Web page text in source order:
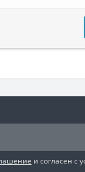
и согласен с